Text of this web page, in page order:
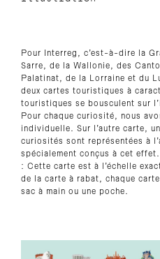
Pour Interreg, c’est-à-dire la
Sarre, de la Wallonie, des
Palatinat, de la Lorraine et du
deux cartes touristiques à
touristiques se bousculent sur
Pour chaque curiosité, nous
individuelle. Sur l’autre carte,
curiosités sont représentées à
spécialement conçus à cet
: Cette carte est à l’échelle
de la carte à rabat, chaque
sac à main ou une poche.